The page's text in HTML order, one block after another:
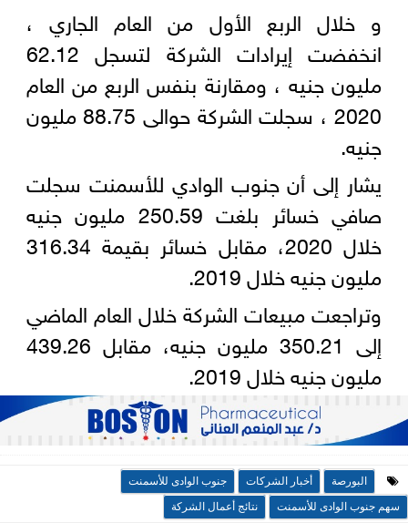
و خلال الربع الأول من العام الجاري ،
انخفضت إيرادات الشركة لتسجل 62.12
مليون جنيه ، ومقارنة بنفس الربع من العام
2020 ، سجلت الشركة حوالى 88.75 مليون
جنيه.
يشار إلى أن جنوب الوادي للأسمنت سجلت
صافي خسائر بلغت 250.59 مليون جنيه
خلال 2020، مقابل خسائر بقيمة 316.34
مليون جنيه خلال 2019.
وتراجعت مبيعات الشركة خلال العام الماضي
إلى 350.21 مليون جنيه، مقابل 439.26
مليون جنيه خلال 2019.
البورصة أخبار الشركات
جنوب الوادى للأسمنت
سهم جنوب الوادى للأسمنت
نتائج أعمال الشركة